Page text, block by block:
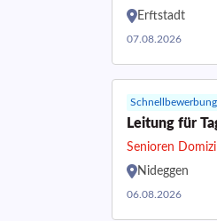
Erftstadt
07.08.2026
Schnellbewerbung
Leitung für
Senioren
Nideggen
06.08.2026